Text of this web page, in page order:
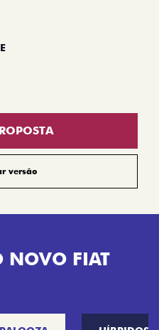
versão
NOVO FIAT